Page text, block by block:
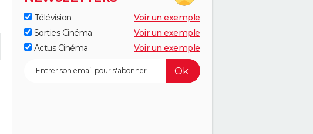
Télévision
Voir un exemple
Sorties Cinéma
Voir un exemple
Actus Cinéma
Voir un exemple